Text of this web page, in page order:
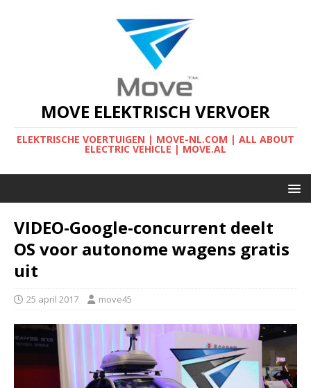
MOVE ELEKTRISCH VERVOER
ELEKTRISCHE VOERTUIGEN | MOVE-NL.COM | ALL ABOUT
ELECTRIC VEHICLE | MOVE.AL
VIDEO-Google-concurrent deelt
OS voor autonome wagens gratis
uit
25 april 2017 move45